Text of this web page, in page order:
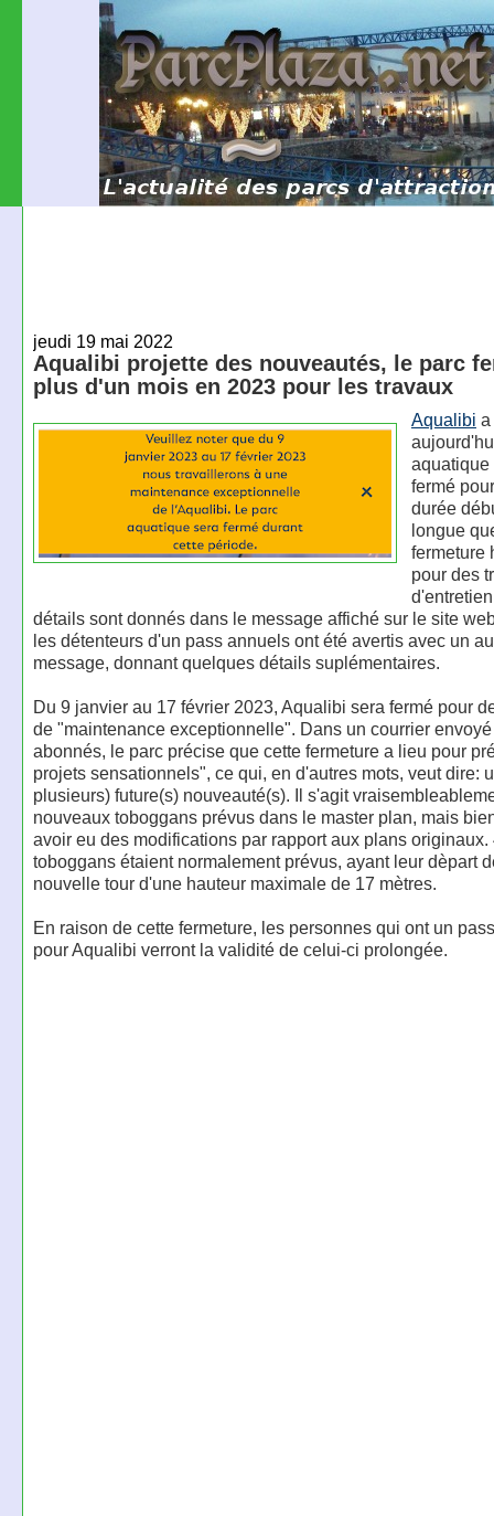
jeudi 19 mai 2022
Aqualibi projette des nouveautés, le parc
plus d'un mois en 2023 pour les travaux
Aqualibi a
aquatique
fermé
durée
longue
fermeture
pour des
détails sont donnés dans le message affiché sur le site
les détenteurs d'un pass annuels ont été avertis avec un
message, donnant quelques détails suplémentaires.
Du 9 janvier au 17 février 2023, Aqualibi sera fermé pour
de "maintenance exceptionnelle". Dans un courrier
abonnés, le parc précise que cette fermeture a lieu pour
projets sensationnels", ce qui, en d'autres mots, veut dire:
plusieurs) future(s) nouveauté(s). Il s'agit
nouveaux toboggans prévus dans le master plan, mais
avoir eu des modifications par rapport aux plans originaux.
toboggans étaient normalement prévus, ayant leur dèpart
nouvelle tour d'une hauteur maximale de 17 mètres.
En raison de cette fermeture, les personnes qui ont un
pour Aqualibi verront la validité de celui-ci prolongée.